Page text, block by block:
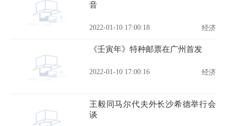
音
2022-01-10 17:00:18 经济
《壬寅年》特种邮票在广州首发
2022-01-10 17:00:16 经济
王毅同马尔代夫外长沙希德举行会
谈